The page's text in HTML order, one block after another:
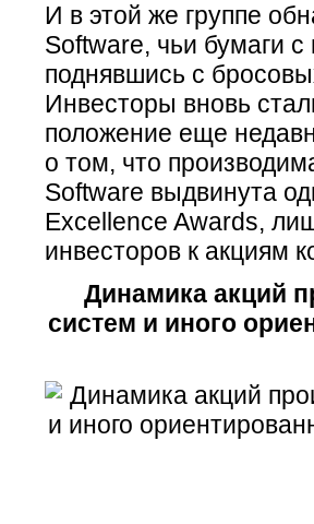
И в этой же группе
Software, чьи бумаги
поднявшись с
Инвесторы вновь
положение еще
о том, что
Software выдвинута
Excellence Awards,
инвесторов к акциям
Динамика акций
систем и иного